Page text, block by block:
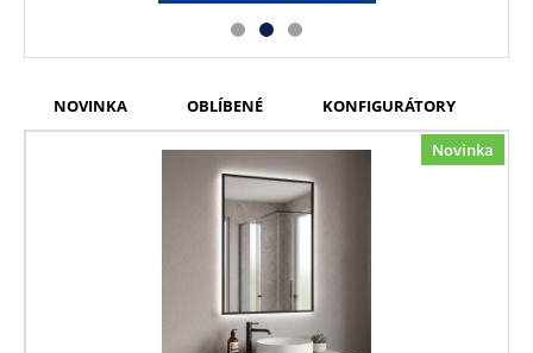
NOVINKA OBLÍBENÉ KONFIGURÁTORY
Novinka